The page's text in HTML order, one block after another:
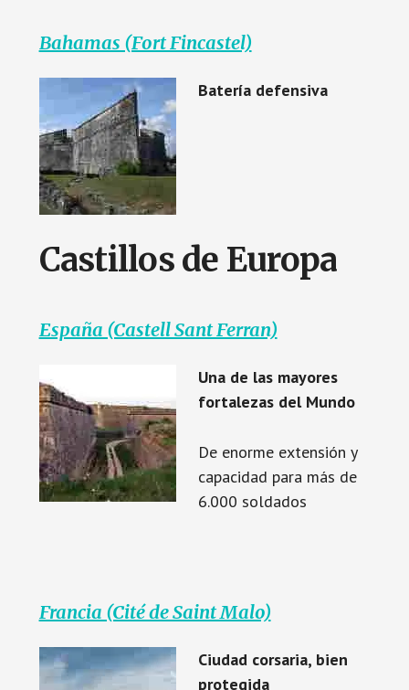
Bahamas (Fort Fincastel)
Batería defensiva
Castillos de Europa
España (Castell Sant Ferran)
Una de las mayores
fortalezas del Mundo
De enorme extensión y
capacidad para más de
6.000 soldados
Francia (Cité de Saint Malo)
Ciudad corsaria, bien
protegida